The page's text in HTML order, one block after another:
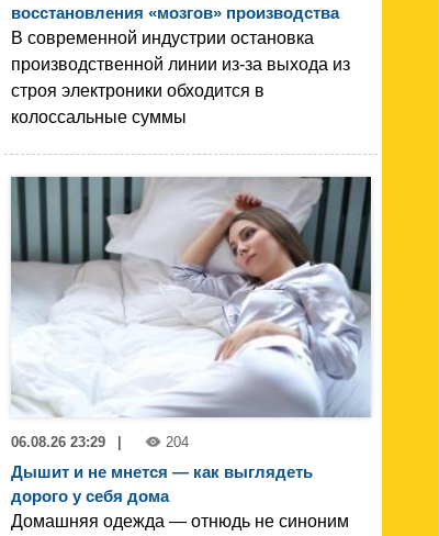
восстановления «мозгов» производства
В современной индустрии остановка
производственной линии из-за выхода из
строя электроники обходится в
колоссальные суммы
06.08.26 23:29 204
Дышит и не мнется — как выглядеть
дорого у себя дома
Домашняя одежда — отнюдь не синоним